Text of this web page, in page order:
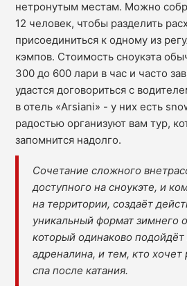
нетронутым местам. Можно
12 человек, чтобы разделить
присоединиться к одному из
кэмпов. Стоимость сноукэта
300 до 600 лари в час и часто
удастся договориться с
в отель «Arsiani» - у них есть
радостью организуют вам тур,
запомнится надолго.
Сочетание сложного
доступного на сноукэте, и
на территории, создаёт
уникальный формат зимнего
который одинаково
адреналина, и тем, кто хочет
спа после катания.